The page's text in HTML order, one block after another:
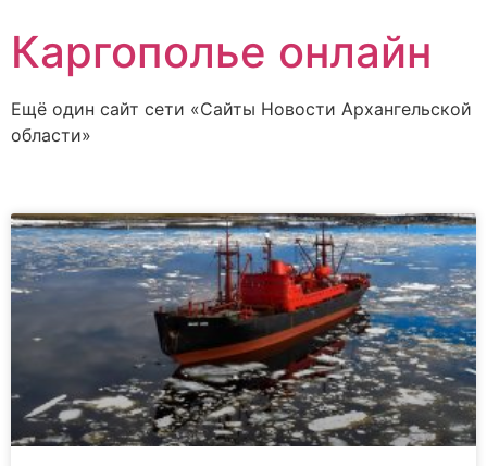
Каргополье онлайн
Ещё один сайт сети «Сайты Новости Архангельской
области»